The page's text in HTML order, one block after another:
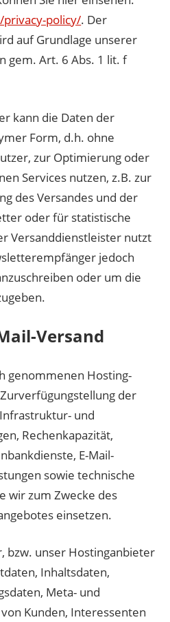
policy/. Der
auf Grundlage unserer
gem. Art. 6 Abs. 1 lit. f
kann die Daten der
Form, d.h. ohne
zur Optimierung oder
Services nutzen, z.B. zur
des Versandes und der
oder für statistische
Versanddienstleister nutzt
jedoch
oder um die
Versand
genommenen Hosting-
der
und
Rechenkapazität,
E-Mail-
sowie technische
wir zum Zwecke des
einsetzen.
bzw. unser Hostinganbieter
Inhaltsdaten,
Meta- und
Kunden, Interessenten